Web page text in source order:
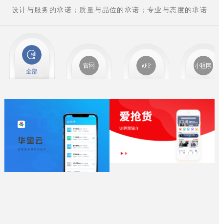
设计与服务的承诺；质量与品位的承诺；专业与态度的承诺
全部